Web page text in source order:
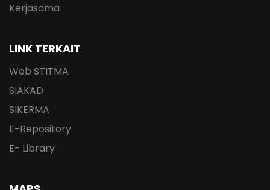
Kerjasama
LINK TERKAIT
Web STITMA
SIAKAD
SIKERMA
E-Repository
E- Library